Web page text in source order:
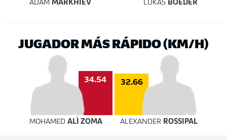
ADAM MARKHIEV LUKAS BOEDER
JUGADOR MÁS RÁPIDO (KM/H)
34.54 32.66
MOHAMED ALÌ ZOMA ALEXANDER ROSSIPAL